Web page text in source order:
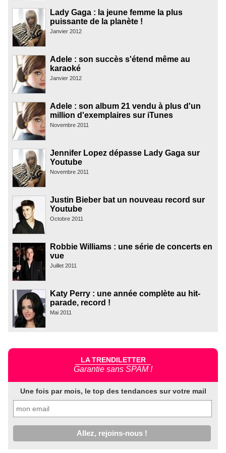
Lady Gaga : la jeune femme la plus
puissante de la planète !
Janvier 2012
Adele : son succès s'étend même au
karaoké
Janvier 2012
Adele : son album 21 vendu à plus d'un
million d'exemplaires sur iTunes
Novembre 2011
Jennifer Lopez dépasse Lady Gaga sur
Youtube
Novembre 2011
Justin Bieber bat un nouveau record sur
Youtube
Octobre 2011
Robbie Williams : une série de concerts en
vue
Juillet 2011
Katy Perry : une année complète au hit-
parade, record !
Mai 2011
LA TRENDILETTER
Garantie sans SPAM !
Une fois par mois, le top des tendances sur votre mail